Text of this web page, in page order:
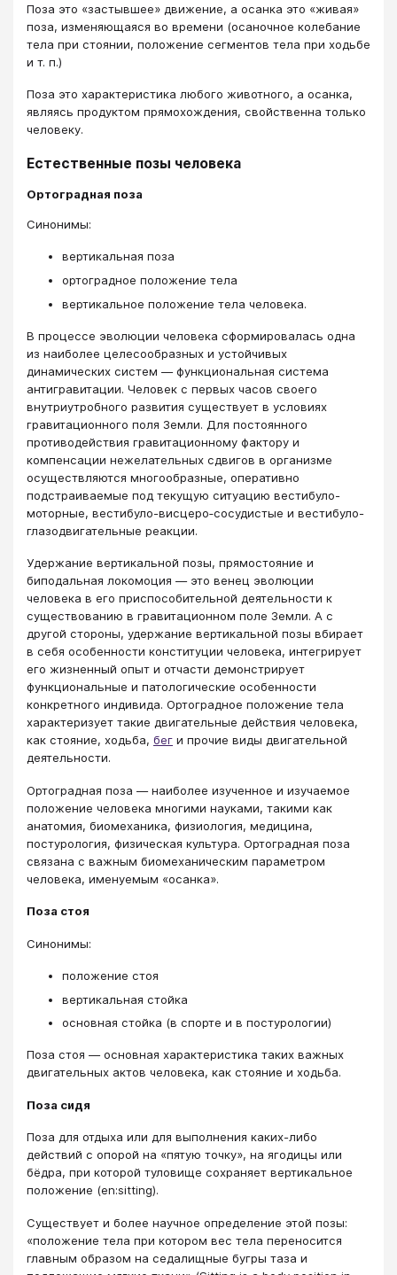
Поза это «застывшее» движение, а осанка это «живая»
поза, изменяющаяся во времени (осаночное колебание
тела при стоянии, положение сегментов тела при ходьбе
и т. п.)
Поза это характеристика любого животного, а осанка,
являясь продуктом прямохождения, свойственна только
человеку.
Естественные позы человека
Ортоградная поза
Синонимы:
вертикальная поза
ортоградное положение тела
вертикальное положение тела человека.
В процессе эволюции человека сформировалась одна
из наиболее целесообразных и устойчивых
динамических систем — функциональная система
антигравитации. Человек с первых часов своего
внутриутробного развития существует в условиях
гравитационного поля Земли. Для постоянного
противодействия гравитационному фактору и
компенсации нежелательных сдвигов в организме
осуществляются многообразные, оперативно
подстраиваемые под текущую ситуацию вестибуло-
моторные, вестибуло-висцеро‑сосудистые и вестибуло-
глазодвигательные реакции.
Удержание вертикальной позы, прямостояние и
биподальная локомоция — это венец эволюции
человека в его приспособительной деятельности к
существованию в гравитационном поле Земли. А с
другой стороны, удержание вертикальной позы вбирает
в себя особенности конституции человека, интегрирует
его жизненный опыт и отчасти демонстрирует
функциональные и патологические особенности
конкретного индивида. Ортоградное положение тела
характеризует такие двигательные действия человека,
как стояние, ходьба, бег и прочие виды двигательной
деятельности.
Ортоградная поза — наиболее изученное и изучаемое
положение человека многими науками, такими как
анатомия, биомеханика, физиология, медицина,
постурология, физическая культура. Ортоградная поза
связана с важным биомеханическим параметром
человека, именуемым «осанка».
Поза стоя
Синонимы:
положение стоя
вертикальная стойка
основная стойка (в спорте и в постурологии)
Поза стоя — основная характеристика таких важных
двигательных актов человека, как стояние и ходьба.
Поза сидя
Поза для отдыха или для выполнения каких-либо
действий с опорой на «пятую точку», на ягодицы или
бёдра, при которой туловище сохраняет вертикальное
положение (en:sitting).
Существует и более научное определение этой позы:
«положение тела при котором вес тела переносится
главным образом на седалищные бугры таза и